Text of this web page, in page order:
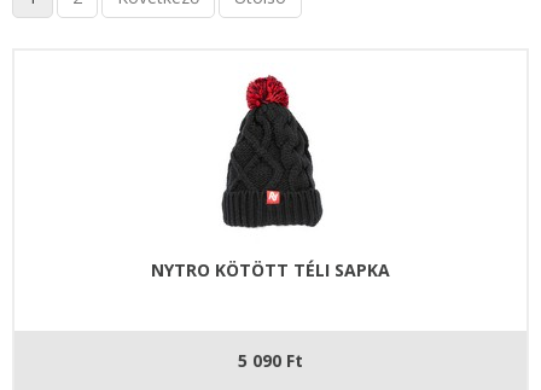
NYTRO KÖTÖTT TÉLI SAPKA
5 090 Ft